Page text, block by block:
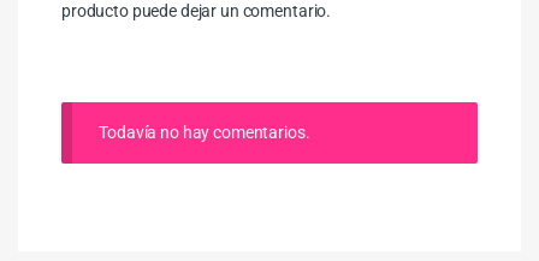
producto puede dejar un comentario.
Todavía no hay comentarios.